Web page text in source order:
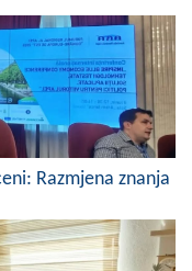
Razmjena znanja